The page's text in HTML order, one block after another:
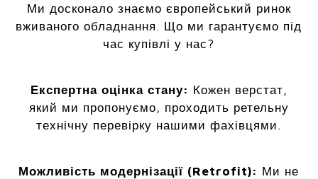
Ми досконало знаємо європейський ринок
вживаного обладнання. Що ми гарантуємо під
час купівлі у нас?
Експертна оцінка стану: Кожен верстат,
який ми пропонуємо, проходить ретельну
технічну перевірку нашими фахівцями.
Можливість модернізації (Retrofit): Ми не